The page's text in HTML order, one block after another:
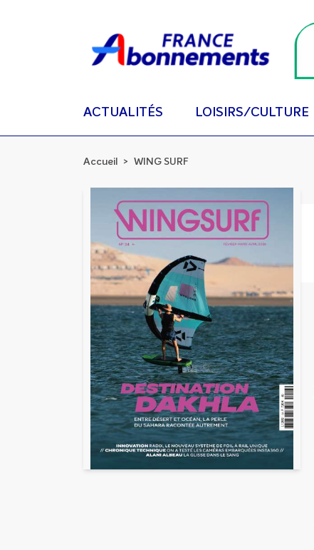
ACTUALITÉS LOISIRS/CULTURE
Accueil WING SURF